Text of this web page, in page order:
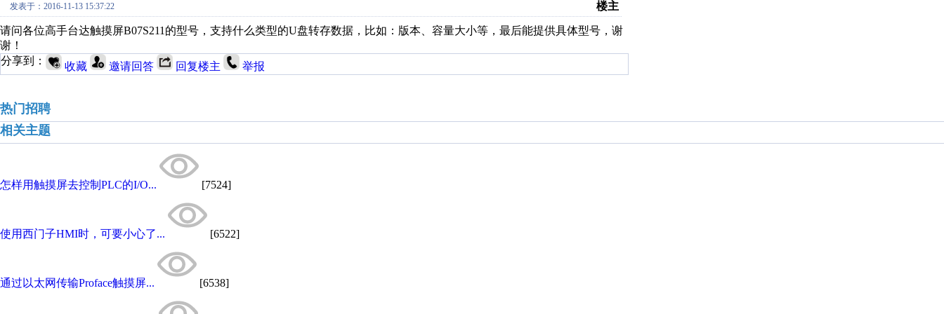
发表于：2016-11-13 15:37:22 楼主
请问各位高手台达触摸屏B07S211的型号，支持什么类型的U盘转存数据，比如：版本、容量大小等，最后能提供具体型号，谢
谢！
分享到：
收藏 邀请回答 回复楼主 举报
热门招聘
相关主题
怎样用触摸屏去控制PLC的I/O... [7524]
使用西门子HMI时，可要小心了... [6522]
通过以太网传输Proface触摸屏... [6538]